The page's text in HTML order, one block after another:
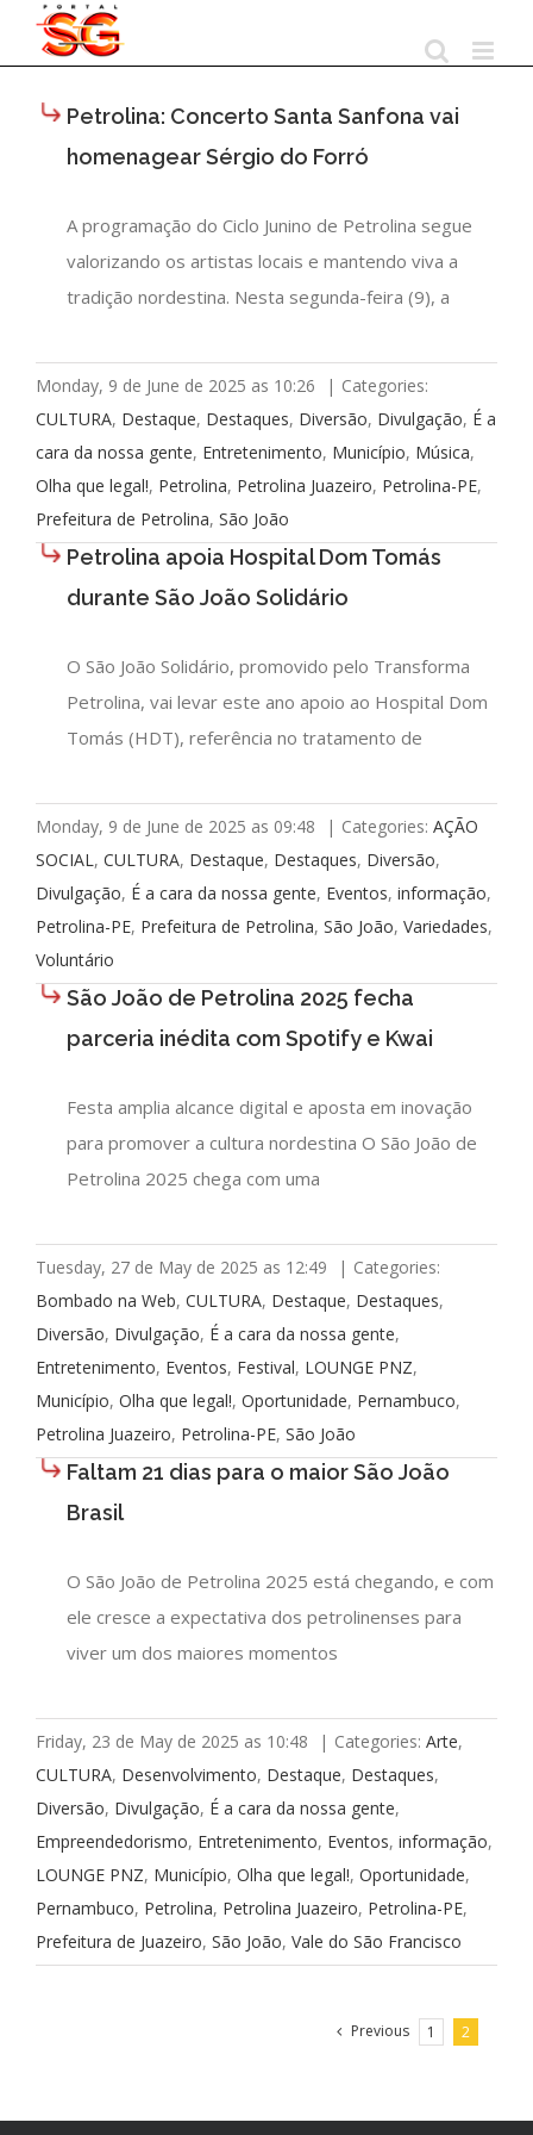
Petrolina: Concerto Santa Sanfona vai
homenagear Sérgio do Forró
A programação do Ciclo Junino de Petrolina segue
valorizando os artistas locais e mantendo viva a
tradição nordestina. Nesta segunda-feira (9), a
Monday, 9 de June de 2025 as 10:26 | Categories:
CULTURA, Destaque, Destaques, Diversão, Divulgação, É a
cara da nossa gente, Entretenimento, Município, Música,
Olha que legal!, Petrolina, Petrolina Juazeiro, Petrolina-PE,
Prefeitura de Petrolina, São João
Petrolina apoia Hospital Dom Tomás
durante São João Solidário
O São João Solidário, promovido pelo Transforma
Petrolina, vai levar este ano apoio ao Hospital Dom
Tomás (HDT), referência no tratamento de
Monday, 9 de June de 2025 as 09:48 | Categories: AÇÃO
SOCIAL, CULTURA, Destaque, Destaques, Diversão,
Divulgação, É a cara da nossa gente, Eventos, informação,
Petrolina-PE, Prefeitura de Petrolina, São João, Variedades,
Voluntário
São João de Petrolina 2025 fecha
parceria inédita com Spotify e Kwai
Festa amplia alcance digital e aposta em inovação
para promover a cultura nordestina O São João de
Petrolina 2025 chega com uma
Tuesday, 27 de May de 2025 as 12:49 | Categories:
Bombado na Web, CULTURA, Destaque, Destaques,
Diversão, Divulgação, É a cara da nossa gente,
Entretenimento, Eventos, Festival, LOUNGE PNZ,
Município, Olha que legal!, Oportunidade, Pernambuco,
Petrolina Juazeiro, Petrolina-PE, São João
Faltam 21 dias para o maior São João
Brasil
O São João de Petrolina 2025 está chegando, e com
ele cresce a expectativa dos petrolinenses para
viver um dos maiores momentos
Friday, 23 de May de 2025 as 10:48 | Categories: Arte,
CULTURA, Desenvolvimento, Destaque, Destaques,
Diversão, Divulgação, É a cara da nossa gente,
Empreendedorismo, Entretenimento, Eventos, informação,
LOUNGE PNZ, Município, Olha que legal!, Oportunidade,
Pernambuco, Petrolina, Petrolina Juazeiro, Petrolina-PE,
Prefeitura de Juazeiro, São João, Vale do São Francisco
Previous 1 2